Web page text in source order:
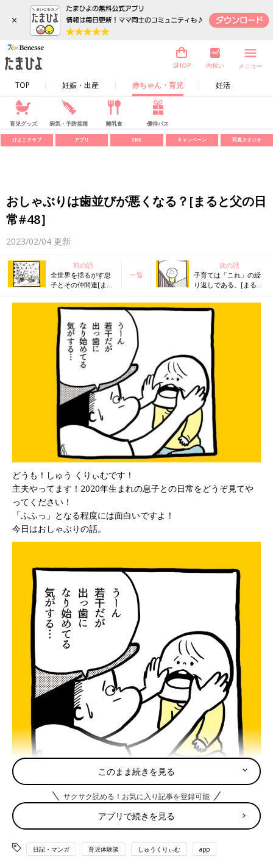
×
TOP 妊娠・出産 赤ちゃん・育児 妊活
SHOP 内祝い メニュー
育児グッズ 病気・予防接種 離乳食 優待パス
ひよこクラブ アプリ SNS キャンペーン 写真スタジオ
おしゃぶりは歯並びが悪くなる？[まると父の日
常#48］
2023/02/04 更新
前の話
全世界を揺るがす息
子とその仲間達[まる
一覧
次の話
子育ては「これ」の繰
り返しである。[まると
どうも！しゅう くりぃむです！
主夫やってます！2020年生まれの息子との日常をどうぞ見てや
ってください！
「ふふっ」となる程度には面白いですよ！
今日はおしゃぶりの話。
このまま続きを見る
サクサク読める！お気に入り記事を登録可能
アプリで続きを見る
日記・マンガ 育児体験談 しゅうくりぃむ app